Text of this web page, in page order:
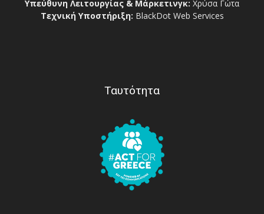
Υπεύθυνη Λειτουργίας & Μάρκετινγκ: Χρύσα Γώτα
Τεχνική Υποστήριξη: BlackDot Web Services
Ταυτότητα